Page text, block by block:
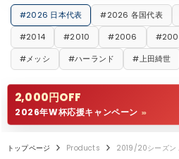
#2026 日本代表 #2026 各国代表
#2014
#2010 #2006
#メッシ
#ハーランド #上田綺世
2,000円OFF
2026年W杯応援キャンペーン >>
トップページ Products 2019/20シーズン